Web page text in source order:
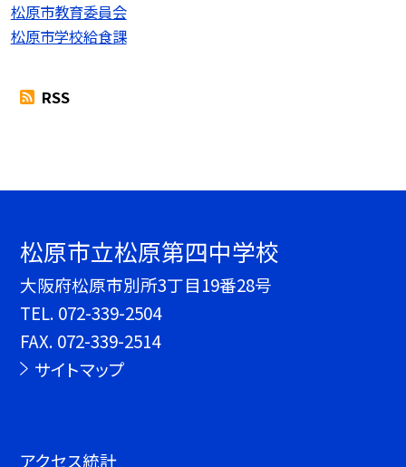
松原市教育委員会
松原市学校給食課
RSS
松原市立松原第四中学校
大阪府松原市別所3丁目19番28号
TEL. 072-339-2504
FAX. 072-339-2514
サイトマップ
アクセス統計